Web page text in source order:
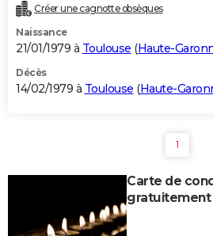
Créer une cagnotte obsèques
Naissance
21/01/1979 à Toulouse (Haute-
Décès
14/02/1979 à Toulouse (Haute-
1
Carte de
gratuitement